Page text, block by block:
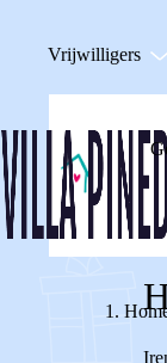
Vrijwilligers